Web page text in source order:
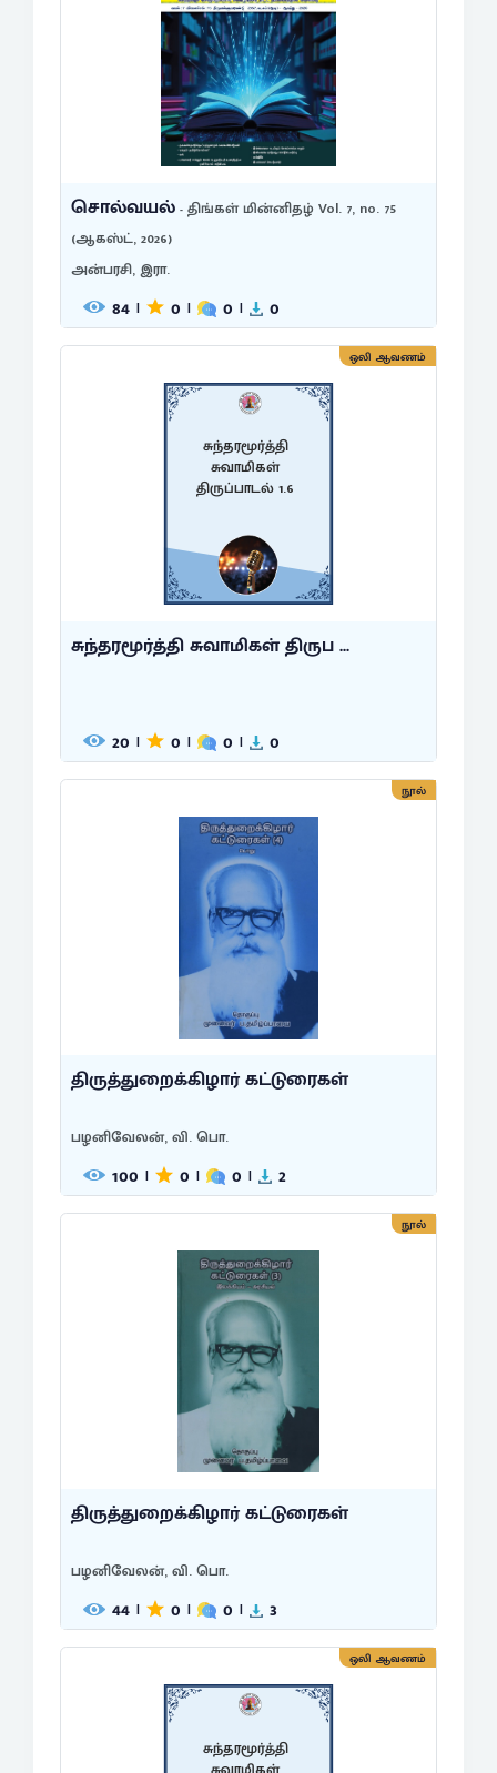
சொல்வயல்- திங்கள் மின்னிதழ் Vol. 7, no. 75
(ஆகஸ்ட், 2026)
அன்பரசி, இரா.
84 | 0 | 0 | 0
ஒலி ஆவணம்
சுந்தரமூர்த்தி
சுவாமிகள்
திருப்பாடல் 1.6
சுந்தரமூர்த்தி சுவாமிகள் திருப ...
20 | 0 | 0 | 0
நூல்
திருத்துறைக்கிழார் கட்டுரைகள்
பழனிவேலன், வி. பொ.
100 | 0 | 0 | 2
நூல்
திருத்துறைக்கிழார் கட்டுரைகள்
பழனிவேலன், வி. பொ.
44 | 0 | 0 | 3
ஒலி ஆவணம்
சுந்தரமூர்த்தி